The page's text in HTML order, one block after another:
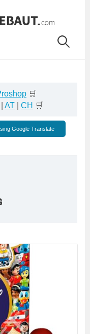
🛒
AT CH 🛒
Google Translate